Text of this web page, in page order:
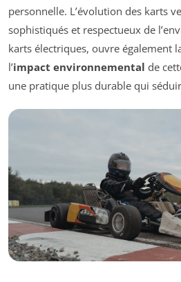
personnelle. L’évolution des karts
sophistiqués et respectueux de
karts électriques, ouvre également
l’impact environnemental de
une pratique plus durable qui